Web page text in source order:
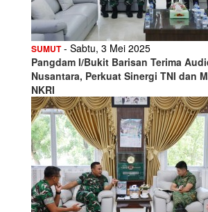
SUMUT- Sabtu, 3 Mei 2025
Pangdam I/Bukit Barisan Terima
Nusantara, Perkuat Sinergi TNI dan
NKRI